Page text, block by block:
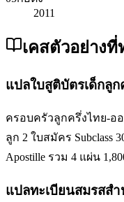
2011
เคสตัวอย่างที่
แปลใบสูติบัตรเด็กลูก
ครอบครัวลูกครึ่งไทย-อ
ลูก 2 ใบสมัคร Subclass
Apostille รวม 4 แผ่น
แปลทะเบียนสมรสสำ